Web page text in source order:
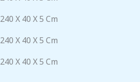
240 X 40 X 5 Cm
240 X 40 X 5 Cm
240 X 40 X 5 Cm